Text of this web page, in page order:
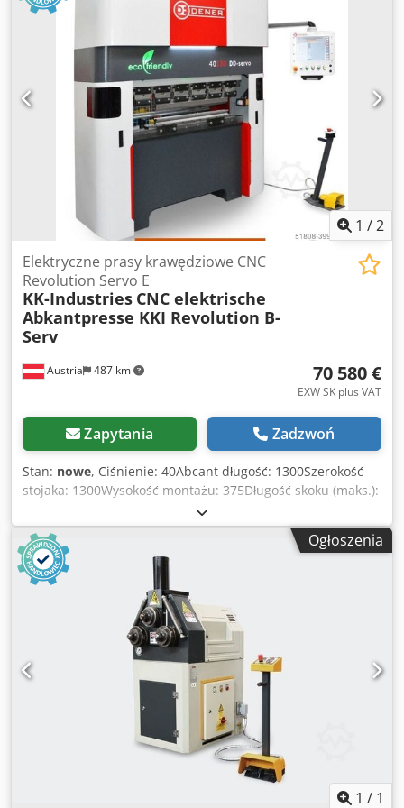
rolki dolnej i bocznej - Posuw hydrauliczny - Górne i dolne
rolki są napędzane hydraulicznie i przez przekładnię -
Pionowe ruchy walca dolnego są napędzane hydraulicznie
- Ruchomy panel sterowania - Zgodnie z normami CE
Opcje: - zmienna prędkość obrotowa EURO 5.858,-- - Stół
do podawania materiału EURO 5.100,-- - Chłodnica oleju
STD. - Wsparcie centrum EURO 18.750,-- - Wsporniki
boczne EURO 9.700,-- Csdpfjd Ab Rijx Ahierf -
Automatyczny odciąg materiału - SPS-control - Sterowanie
CNC - Automatyczny system załadunku materiału -
Wymienna rolka górna - Regulowany system podparcia
rolek dolnych (dla specjalnych wymagań klienta)
Posiadamy wiele referencji!
1 /2
Austria 487 km
Elektryczne prasy krawędziowe CNC
Revolution Servo E
KK-Industries CNC elektrische
Abkantpresse KKI Revolution B-
Serv
70 580 €
EXW SK plus VAT
Zapytania Zadzwoń
Stan: nowe, Ciśnienie: 40Abcant długość: 1300Szerokość
stojaka: 1300Wysokość montażu: 375Długość skoku (maks.):
150Wymiary (LxWxH): 1880 x 2435 x 2320 mmWaga około:
3400Moc silnika: 2 x 3,8 elektryczna śruba kulowa CNC
prasa krawędziowa KKI mod. REVOLUTION B-Servo 1550
mm x 40 toStandardowe wyposażenie: Firma KK-Industries
jest generalnym przedstawicielem grupy DENER.
Złożyliśmy wysokiej jakości model dla Europy. CNC Servo
Electric Press Brake KK-Industries producenta
DENER:zalety technologiczne:Mod. REVOLUTION B-Servo
1550 mm 40 doWysokie prędkości obrotowe dzięki
wrzecionu kulkowemu z recyrkulacją. Prasa krawędziowa
CNC Servo Electric charakteryzuje się wysoką precyzją,
dokładnością i wszechstronnością, dokładność i
wszechstronność - 100% elektryczny, 0% oleju
hydraulicznego - Do 40% mniejsze zużycie energii w
porównaniu z konwencjonalnymi hydraulicznymi prasami
krawędziowymi - Wysoka wydajność i dokładność - Duża
Ogłoszenia
1 / 1